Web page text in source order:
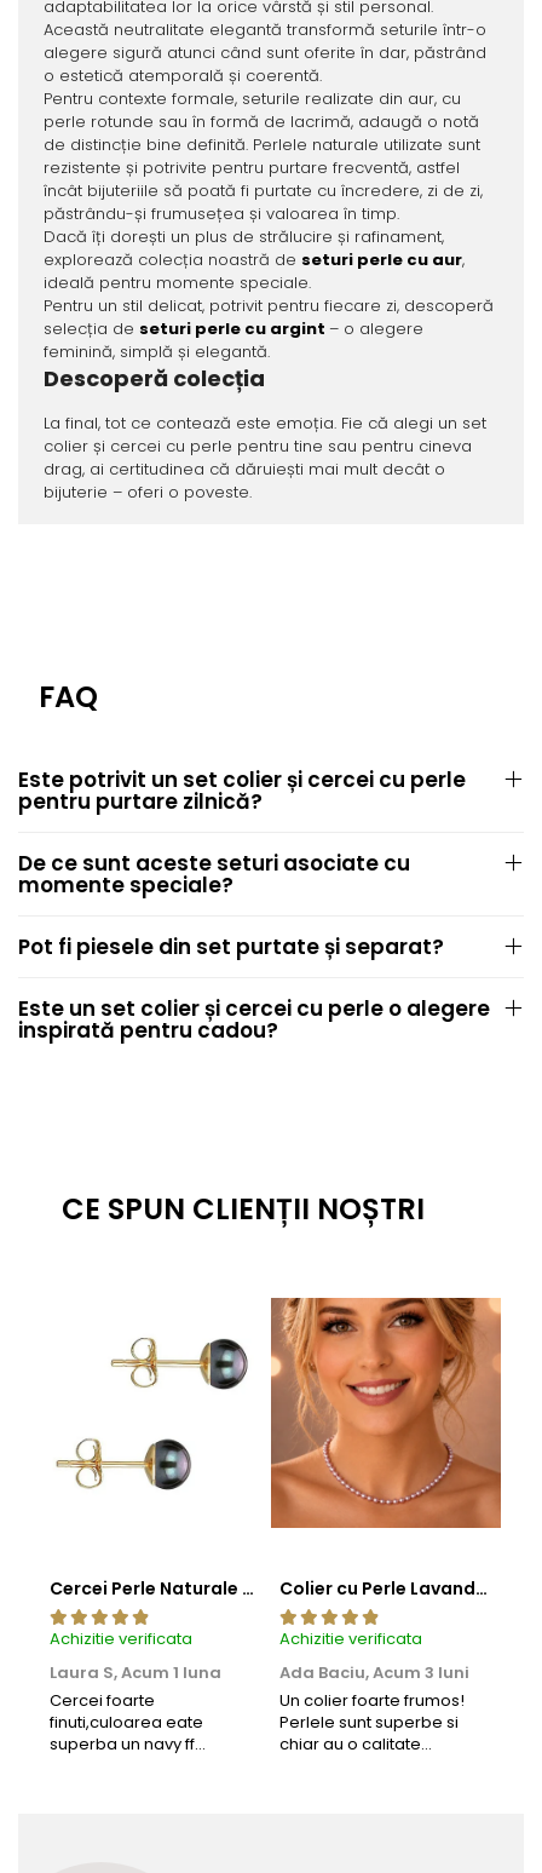
adaptabilitatea lor la orice vârstă și stil personal.
Această neutralitate elegantă transformă seturile într-o
alegere sigură atunci când sunt oferite în dar, păstrând
o estetică atemporală și coerentă.
Pentru contexte formale, seturile realizate din aur, cu
perle rotunde sau în formă de lacrimă, adaugă o notă
de distincție bine definită. Perlele naturale utilizate sunt
rezistente și potrivite pentru purtare frecventă, astfel
încât bijuteriile să poată fi purtate cu încredere, zi de zi,
păstrându-și frumusețea și valoarea în timp.
Dacă îți dorești un plus de strălucire și rafinament,
explorează colecția noastră de seturi perle cu aur,
ideală pentru momente speciale.
Pentru un stil delicat, potrivit pentru fiecare zi, descoperă
selecția de seturi perle cu argint – o alegere
feminină, simplă și elegantă.
Descoperă colecția
La final, tot ce contează este emoția. Fie că alegi un set
colier și cercei cu perle pentru tine sau pentru cineva
drag, ai certitudinea că dăruiești mai mult decât o
bijuterie – oferi o poveste.
FAQ
Este potrivit un set colier și cercei cu perle
pentru purtare zilnică?
De ce sunt aceste seturi asociate cu
momente speciale?
Pot fi piesele din set purtate și separat?
Este un set colier și cercei cu perle o alegere
inspirată pentru cadou?
CE SPUN CLIENȚII NOȘTRI
Cercei Perle Naturale Negre 5-6 mm, Buton AAA, Aur 14K (aur 585), Tip Șurub | KASKADDA®
Achizitie verificata
Laura S,Acum 1 luna
Cercei foarte
finuti,culoarea eate
superba un navy ff
Colier cu Perle Lavanda la Baza Gatului, de 4-5 mm, Perle Rare, Calitate AAA+, Aur 14K | KASKADDA®
Achizitie verificata
Ada Baciu,Acum 3 luni
Un colier foarte frumos!
Perlele sunt superbe si
chiar au o calitate